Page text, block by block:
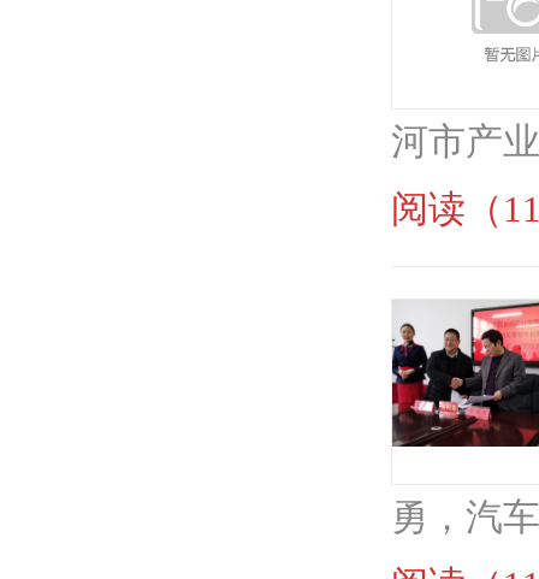
河市产
阅读（
勇，汽